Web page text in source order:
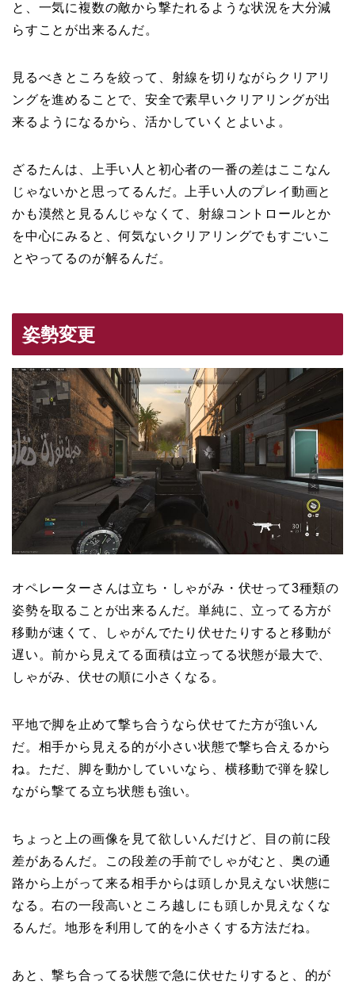
と、一気に複数の敵から撃たれるような状況を大分減
らすことが出来るんだ。
見るべきところを絞って、射線を切りながらクリアリ
ングを進めることで、安全で素早いクリアリングが出
来るようになるから、活かしていくとよいよ。
ざるたんは、上手い人と初心者の一番の差はここなん
じゃないかと思ってるんだ。上手い人のプレイ動画と
かも漠然と見るんじゃなくて、射線コントロールとか
を中心にみると、何気ないクリアリングでもすごいこ
とやってるのが解るんだ。
姿勢変更
オペレーターさんは立ち・しゃがみ・伏せって3種類の
姿勢を取ることが出来るんだ。単純に、立ってる方が
移動が速くて、しゃがんでたり伏せたりすると移動が
遅い。前から見えてる面積は立ってる状態が最大で、
しゃがみ、伏せの順に小さくなる。
平地で脚を止めて撃ち合うなら伏せてた方が強いん
だ。相手から見える的が小さい状態で撃ち合えるから
ね。ただ、脚を動かしていいなら、横移動で弾を躱し
ながら撃てる立ち状態も強い。
ちょっと上の画像を見て欲しいんだけど、目の前に段
差があるんだ。この段差の手前でしゃがむと、奥の通
路から上がって来る相手からは頭しか見えない状態に
なる。右の一段高いところ越しにも頭しか見えなくな
るんだ。地形を利用して的を小さくする方法だね。
あと、撃ち合ってる状態で急に伏せたりすると、的が